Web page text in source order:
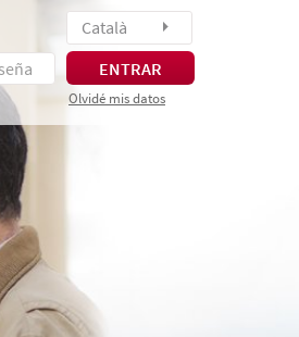
Català
ENTRAR
Olvidé mis datos